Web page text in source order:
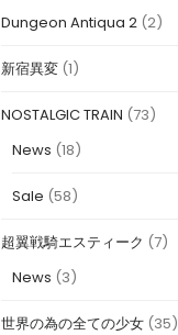
Dungeon Antiqua 2 (2)
新宿異変 (1)
NOSTALGIC TRAIN (73)
News (18)
Sale (58)
超翼戦騎エスティーク (7)
News (3)
世界の為の全ての少女 (35)